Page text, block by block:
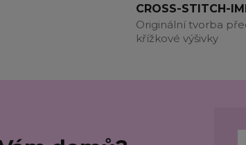
CROSS-STITCH-
Originální tvorba
křížkové výšivky